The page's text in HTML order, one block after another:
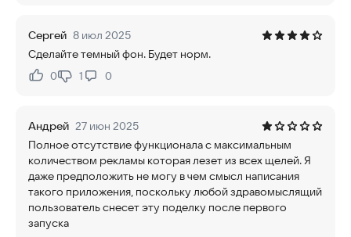
Сергей 8 июл 2025
Сделайте темный фон. Будет норм.
Нравится:
0Не нравится:
1 0
Андрей 27 июн 2025
Полное отсутствие функционала с максимальным
количеством рекламы которая лезет из всех щелей. Я
даже предположить не могу в чем смысл написания
такого приложения, поскольку любой здравомыслящий
пользователь снесет эту поделку после первого
запуска